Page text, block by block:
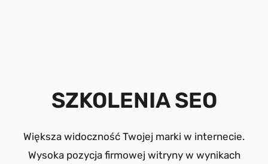
SZKOLENIA SEO
Większa widoczność Twojej marki w internecie.
Wysoka pozycja firmowej witryny w wynikach